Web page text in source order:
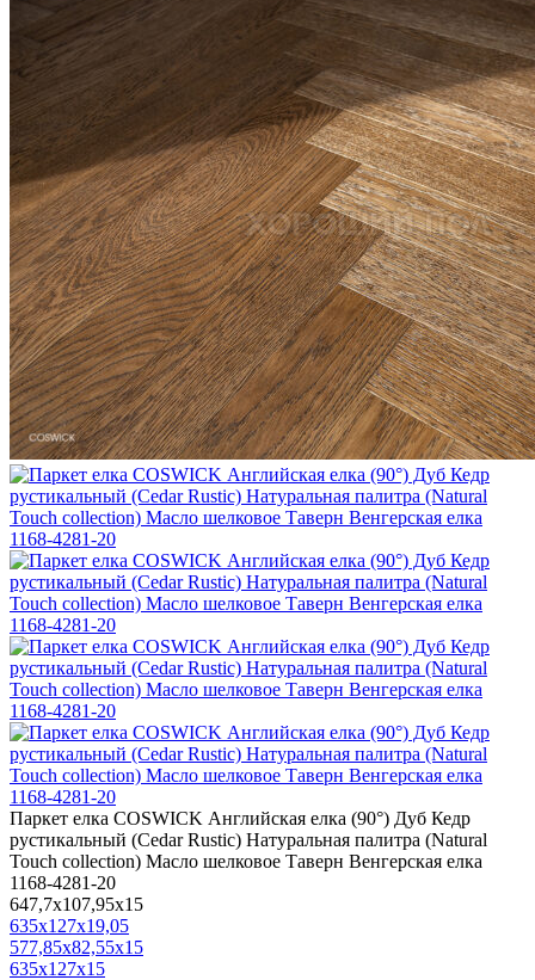
Паркет елка COSWICK Английская елка (90°) Дуб Кедр
рустикальный (Cedar Rustic) Натуральная палитра (Natural
Touch collection) Масло шелковое Таверн Венгерская елка
1168-4281-20
647,7x107,95x15
635x127x19,05
577,85x82,55x15
635x127x15